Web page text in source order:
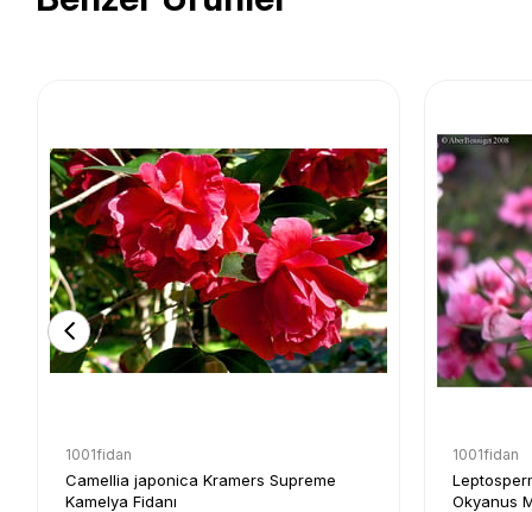
1001fidan
Camellia japonica Kramers Supreme
Kamelya Fidanı
1001fidan
Okyanus